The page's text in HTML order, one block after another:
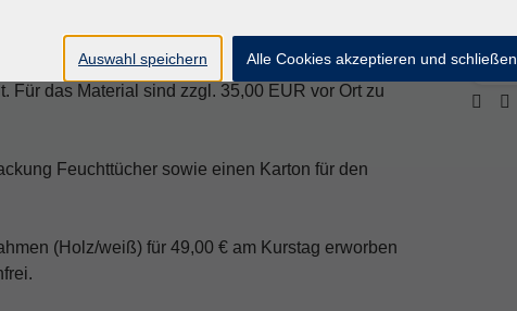
das Material sind zzgl. 35,00 EUR vor Ort zu
Feuchttücher sowie einen Karton für den
(Holz/weiß) für 49,00 € am Kurstag erworben
Auswahl speichern Alle Cookies akzeptieren und schließen